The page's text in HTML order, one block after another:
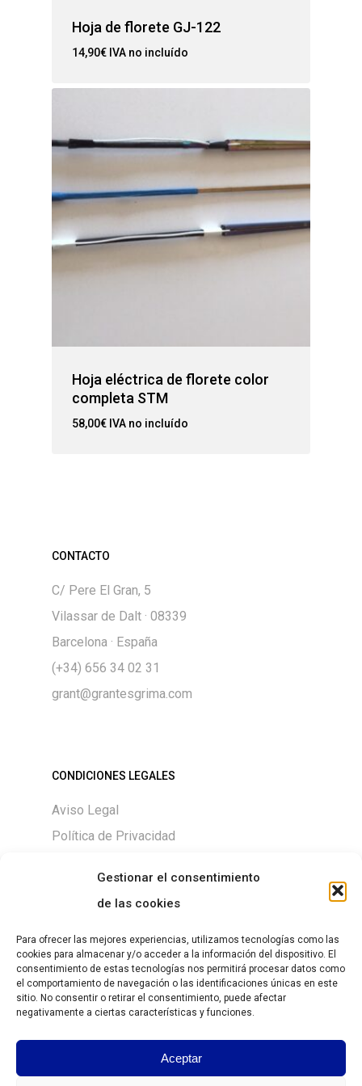
Gestionar el consentimiento
de las cookies
Para ofrecer las mejores experiencias, utilizamos tecnologías como las
cookies para almacenar y/o acceder a la información del dispositivo. El
consentimiento de estas tecnologías nos permitirá procesar datos como
el comportamiento de navegación o las identificaciones únicas en este
sitio. No consentir o retirar el consentimiento, puede afectar
negativamente a ciertas características y funciones.
Aceptar
Hoja de florete GJ-122
14,90€ IVA no incluído
Hoja eléctrica de florete color
completa STM
58,00€ IVA no incluído
CONTACTO
C/ Pere El Gran, 5
Vilassar de Dalt · 08339
Barcelona · España
(+34) 656 34 02 31
grant@grantesgrima.com
CONDICIONES LEGALES
Aviso Legal
Política de Privacidad
DESCARGAS
Size chart
Guía de Tallas
https://grantesgrima.com/wp-